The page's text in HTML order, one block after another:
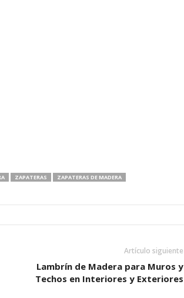
ZAPATERAS
ZAPATERAS DE MADERA
Artículo siguiente
Lambrín de Madera para Muros y
Techos en Interiores y Exteriores